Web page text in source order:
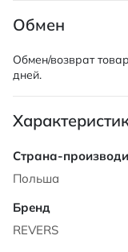
Обмен
Обмен/возврат
дней.
Характеристики
Польша
REVERS